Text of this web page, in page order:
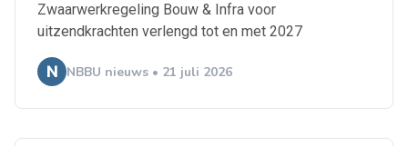
Zwaarwerkregeling Bouw & Infra voor
uitzendkrachten verlengd tot en met 2027
NBBU nieuws • 21 juli 2026